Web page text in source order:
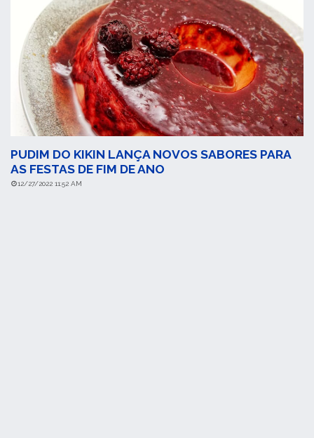
PUDIM DO KIKIN LANÇA NOVOS SABORES PARA
AS FESTAS DE FIM DE ANO
12/27/2022 11:52 AM